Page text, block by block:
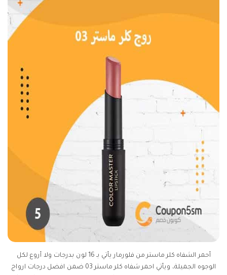
أحمر الشفاه كلر ماستر من فلورمار يأتي بـ 16 لون بدرجات ولا أروع لكل
الوجوه الجميلة، ويأتي احمر شفاه كلر ماستر 03 ضمن افضل درجات ارواج